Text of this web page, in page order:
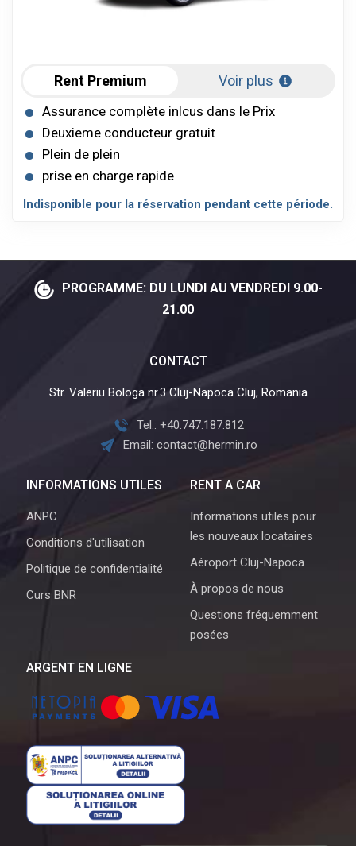
Rent Premium Voir plus
Assurance complète inlcus dans le Prix
Deuxieme conducteur gratuit
Plein de plein
prise en charge rapide
Indisponible pour la réservation pendant cette période.
PROGRAMME: DU LUNDI AU VENDREDI 9.00-
21.00
CONTACT
Str. Valeriu Bologa nr.3 Cluj-Napoca Cluj, Romania
Tel.: +40.747.187.812
Email: contact@hermin.ro
INFORMATIONS UTILES
ANPC
Conditions d'utilisation
Politique de confidentialité
Curs BNR
RENT A CAR
Informations utiles pour
les nouveaux locataires
Aéroport Cluj-Napoca
À propos de nous
Questions fréquemment
posées
ARGENT EN LIGNE